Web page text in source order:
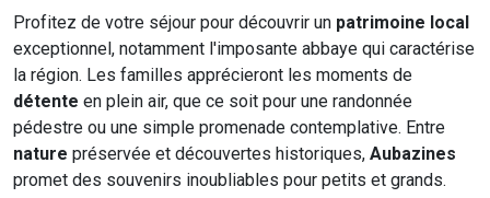
Profitez de votre séjour pour découvrir un patrimoine local
exceptionnel, notamment l'imposante abbaye qui caractérise
la région. Les familles apprécieront les moments de
détente en plein air, que ce soit pour une randonnée
pédestre ou une simple promenade contemplative. Entre
nature préservée et découvertes historiques, Aubazines
promet des souvenirs inoubliables pour petits et grands.